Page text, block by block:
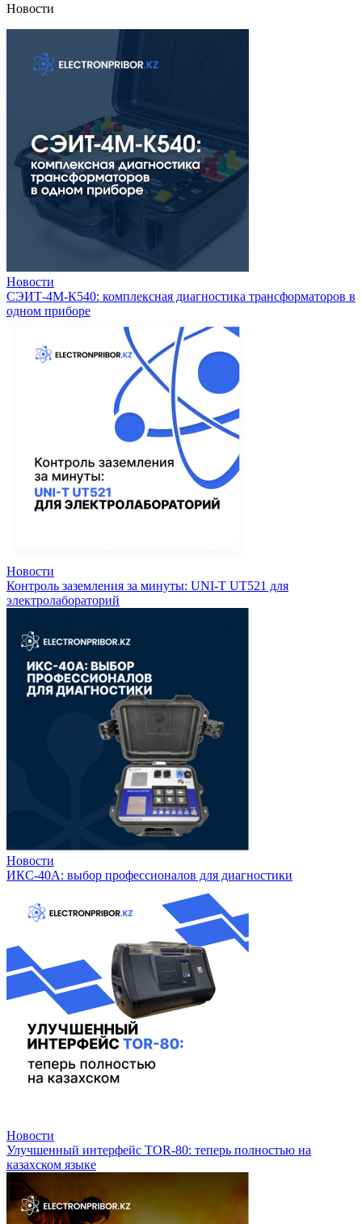
Новости
Новости
СЭИТ-4М-К540: комплексная диагностика трансформаторов в
одном приборе
Новости
Контроль заземления за минуты: UNI-T UT521 для
электролабораторий
Новости
ИКС-40А: выбор профессионалов для диагностики
Новости
Улучшенный интерфейс TOR-80: теперь полностью на
казахском языке